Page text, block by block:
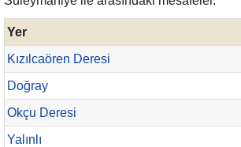
Yer
Kızılcaören Deresi
Doğray
Okçu Deresi
Yalınlı